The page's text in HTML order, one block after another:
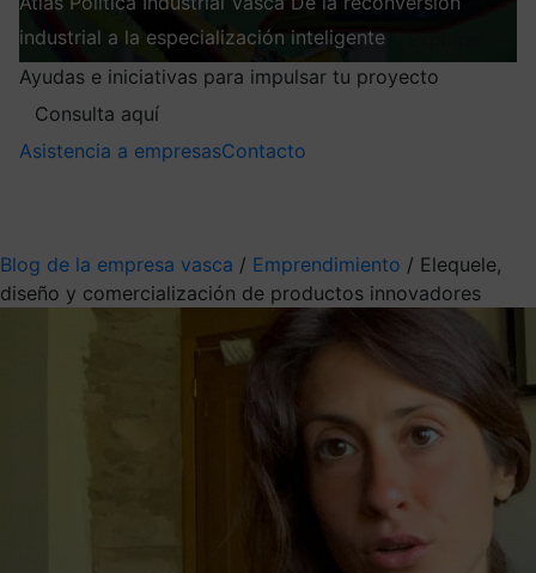
industrial a la especialización inteligente
Ayudas e iniciativas para impulsar tu proyecto
Consulta aquí
Asistencia a empresasContacto
Blog de la empresa vasca / Emprendimiento / Elequele,
diseño y comercialización de productos innovadores